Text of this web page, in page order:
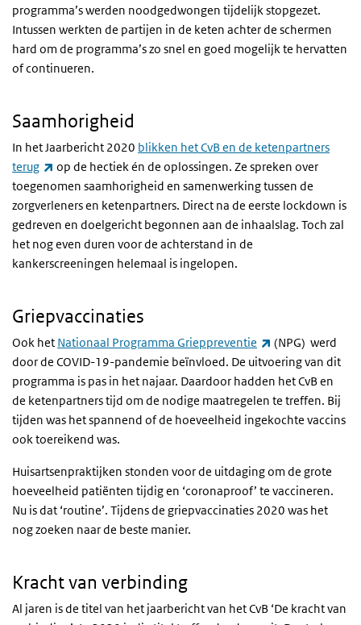
programma’s werden noodgedwongen tijdelijk stopgezet.
Intussen werkten de partijen in de keten achter de schermen
hard om de programma’s zo snel en goed mogelijk te hervatten
of continueren.
Saamhorigheid
In het Jaarbericht 2020 blikken het CvB en de ketenpartners
terug
(externe link)
op de hectiek én de oplossingen. Ze spreken over
toegenomen saamhorigheid en samenwerking tussen de
zorgverleners en ketenpartners. Direct na de eerste lockdown is
gedreven en doelgericht begonnen aan de inhaalslag. Toch zal
het nog even duren voor de achterstand in de
kankerscreeningen helemaal is ingelopen.
Griepvaccinaties
Ook het Nationaal Programma Grieppreventie (externe link)
(NPG) werd
door de COVID-19-pandemie beïnvloed. De uitvoering van dit
programma is pas in het najaar. Daardoor hadden het CvB en
de ketenpartners tijd om de nodige maatregelen te treffen. Bij
tijden was het spannend of de hoeveelheid ingekochte vaccins
ook toereikend was.
Huisartsenpraktijken stonden voor de uitdaging om de grote
hoeveelheid patiënten tijdig en ‘coronaproof’ te vaccineren.
Nu is dat ‘routine’. Tijdens de griepvaccinaties 2020 was het
nog zoeken naar de beste manier.
Kracht van verbinding
Al jaren is de titel van het jaarbericht van het CvB ‘De kracht van